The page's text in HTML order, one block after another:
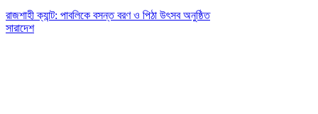
রাজশাহী ক্যান্ট: পাবলিকে বসন্ত বরণ ও পিঠা উৎসব অনুষ্ঠিত
সারাদেশ